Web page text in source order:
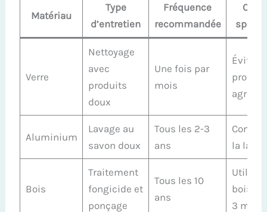
Matériau
Type
d’entretien
Fréquence
recommandée
Verre
Nettoyage
avec
produits
doux
Une fois par
mois
Éviter
Aluminium
Lavage au
savon doux
Tous les 2-3
ans
la
Bois
Traitement
fongicide et
ponçage
Tous les 10
ans
Utiliser
bois
3